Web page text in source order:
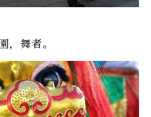
，舞者。